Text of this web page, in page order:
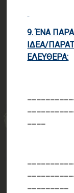
9. ΈΝΑ
ΙΔΕΑ/
EΛΕΥΘΕΡΑ: